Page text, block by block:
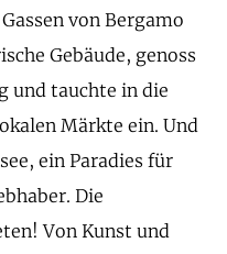
von Bergamo
Gebäude, genoss
und tauchte in die
Märkte ein. Und
ein Paradies für
Die
Von Kunst und